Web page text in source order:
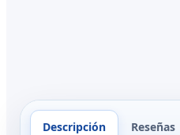
Descripción Reseñas